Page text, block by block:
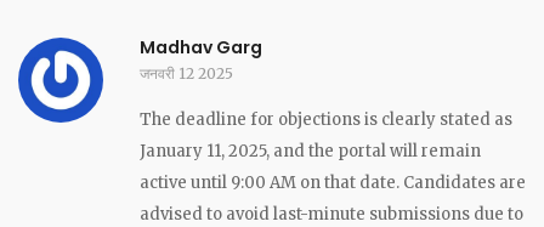
Madhav Garg
जनवरी 12 2025
The deadline for objections is clearly stated as
January 11, 2025, and the portal will remain
active until 9:00 AM on that date. Candidates are
advised to avoid last-minute submissions due to